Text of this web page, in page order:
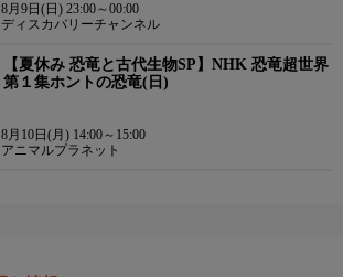
8月9日(日) 23:00～00:00
ディスカバリーチャンネル
【夏休み 恐竜と古代生物SP】NHK 恐竜超世界
第１集ホントの恐竜(日)
8月10日(月) 14:00～15:00
アニマルプラネット